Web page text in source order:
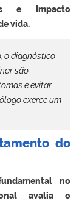
e impacto
vida.
o diagnóstico
são
e evitar
exerce um
do
no
avalia o